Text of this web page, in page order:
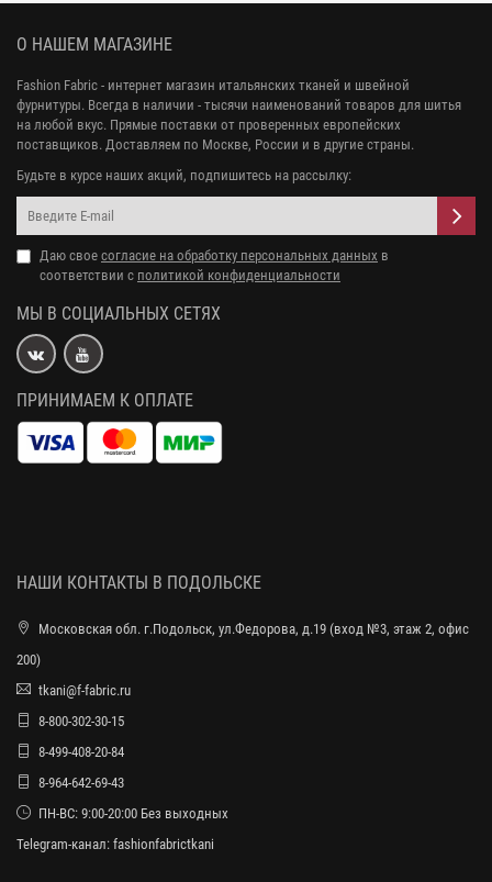
О НАШЕМ МАГАЗИНЕ
Fashion Fabric - интернет магазин итальянских тканей и швейной
фурнитуры. Всегда в наличии - тысячи наименований товаров для шитья
на любой вкус. Прямые поставки от проверенных европейских
поставщиков. Доставляем по Москве, России и в другие страны.
Будьте в курсе наших акций, подпишитесь на рассылку:
Даю свое согласие на обработку персональных данных в
соответствии с политикой конфиденциальности
МЫ В СОЦИАЛЬНЫХ СЕТЯХ
ПРИНИМАЕМ К ОПЛАТЕ
НАШИ КОНТАКТЫ В ПОДОЛЬСКЕ
Московская обл. г.Подольск, ул.Федорова, д.19 (вход №3, этаж 2, офис
200)
tkani@f-fabric.ru
8-800-302-30-15
8-499-408-20-84
8-964-642-69-43
ПН-ВС: 9:00-20:00 Без выходных
Telegram-канал: fashionfabrictkani